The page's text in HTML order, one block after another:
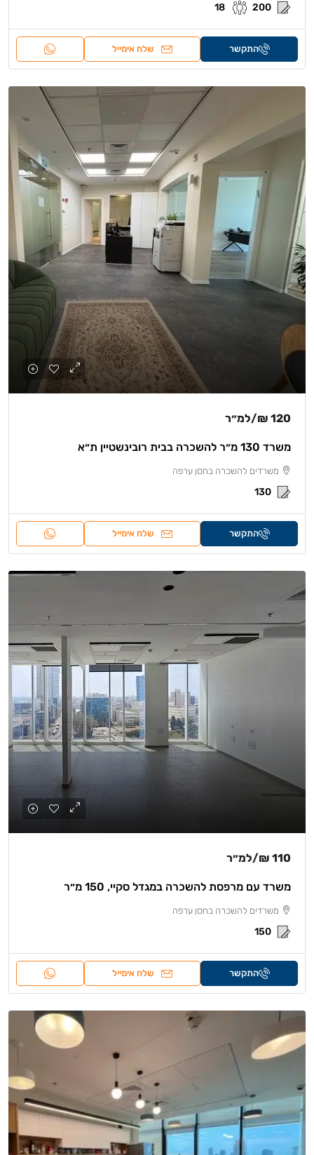
200
18
התקשר שלח אימייל
120 ₪ /למ״ר
משרד 130 מ״ר להשכרה בבית רובינשטיין ת״א
משרדים להשכרה בחסן ערפה
130
התקשר שלח אימייל
110 ₪ /למ״ר
משרד עם מרפסת להשכרה במגדל סקיי, 150 מ״ר
משרדים להשכרה בחסן ערפה
150
התקשר שלח אימייל